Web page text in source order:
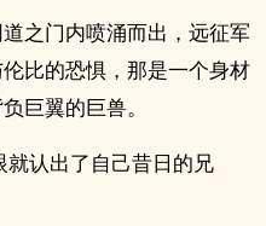
之门内喷涌而出，远征军
比的恐惧，那是一个身材
巨翼的巨兽。
认出了自己昔日的兄